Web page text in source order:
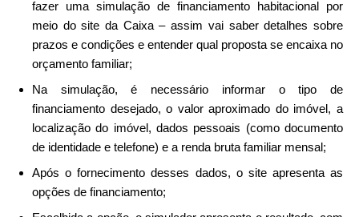
fazer uma simulação de financiamento habitacional por
meio do site da Caixa – assim vai saber detalhes sobre
prazos e condições e entender qual proposta se encaixa no
orçamento familiar;
Na simulação, é necessário informar o tipo de
financiamento desejado, o valor aproximado do imóvel, a
localização do imóvel, dados pessoais (como documento
de identidade e telefone) e a renda bruta familiar mensal;
Após o fornecimento desses dados, o site apresenta as
opções de financiamento;